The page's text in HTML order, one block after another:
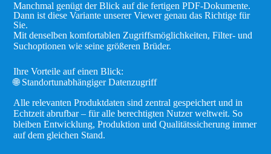
Manchmal genügt der Blick auf die fertigen PDF-Dokumente.
Dann ist diese Variante unserer Viewer genau das Richtige für
Sie.
Mit denselben komfortablen Zugriffsmöglichkeiten, Filter- und
Suchoptionen wie seine größeren Brüder.
Ihre Vorteile auf einen Blick:
🌐 Standortunabhängiger Datenzugriff
Alle relevanten Produktdaten sind zentral gespeichert und in
Echtzeit abrufbar – für alle berechtigten Nutzer weltweit. So
bleiben Entwicklung, Produktion und Qualitätssicherung immer
auf dem gleichen Stand.